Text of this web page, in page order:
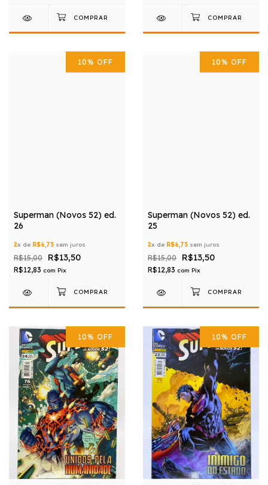
10% OFF
Superman (Novos 52) ed.
26
2x de R$6,75 sem juros
R$15,00 R$13,50
R$12,83 com Pix
10% OFF
Superman (Novos 52) ed.
25
2x de R$6,75 sem juros
R$15,00 R$13,50
R$12,83 com Pix
10% OFF 10% OFF